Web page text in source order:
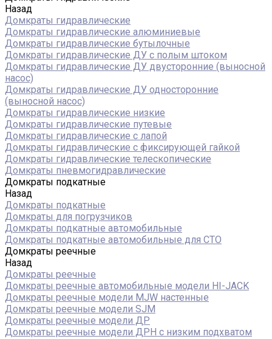
Назад
Домкраты гидравлические
Домкраты гидравлические алюминиевые
Домкраты гидравлические бутылочные
Домкраты гидравлические ДУ c полым штоком
Домкраты гидравлические ДУ двусторонние (выносной
насос)
Домкраты гидравлические ДУ односторонние
(выносной насос)
Домкраты гидравлические низкие
Домкраты гидравлические путевые
Домкраты гидравлические с лапой
Домкраты гидравлические с фиксирующей гайкой
Домкраты гидравлические телескопические
Домкраты пневмогидравлические
Домкраты подкатные
Назад
Домкраты подкатные
Домкраты для погрузчиков
Домкраты подкатные автомобильные
Домкраты подкатные автомобильные для СТО
Домкраты реечные
Назад
Домкраты реечные
Домкраты реечные автомобильные модели HI-JACK
Домкраты реечные модели MJW настенные
Домкраты реечные модели SJM
Домкраты реечные модели ДР
Домкраты реечные модели ДРН с низким подхватом